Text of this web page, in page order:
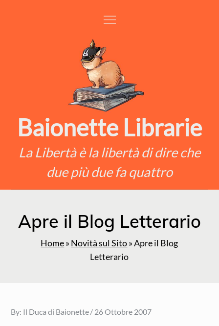
Baionette Librarie
La Libertà è la libertà di dire che
due più due fa quattro
Apre il Blog Letterario
Home» Novità sul Sito»Apre il Blog
Letterario
By: Il Duca di Baionette Posted
26 Ottobre 2007